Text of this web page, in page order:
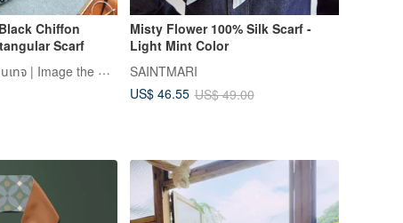
Chiffon
Scarf
guii ของแต่งบ้านวินเทจ | Image the Old Story
Misty Flower 100% Silk Scarf -
Light Mint Color
SAINTMARI
US$ 46.55 US$ 49.00